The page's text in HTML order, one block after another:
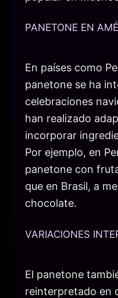
PANETONE EN
En países como
panetone se ha
celebraciones
han realizado
incorporar
Por ejemplo, en
panetone con
que en Brasil, a
chocolate.
VARIACIONES
El panetone
reinterpretado en